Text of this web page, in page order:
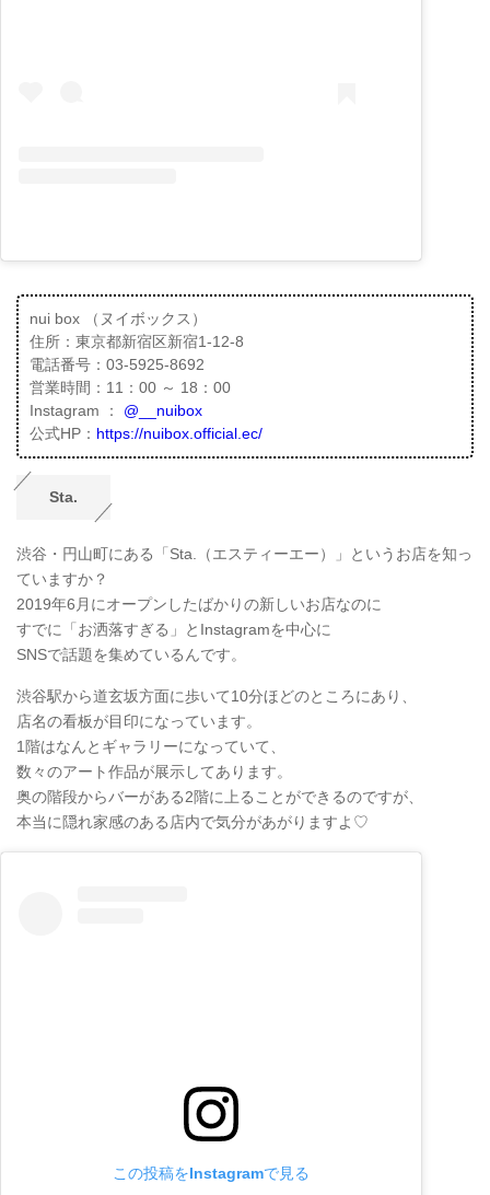
nui box （ヌイボックス）
住所：東京都新宿区新宿1-12-8
電話番号：03-5925-8692
営業時間：11：00 ～ 18：00
Instagram ：
@__nuibox
公式HP： https://nuibox.official.ec/
Sta.
渋谷・円山町にある「Sta.（エスティーエー）」というお店を知っ
ていますか？
2019年6月にオープンしたばかりの新しいお店なのに
すでに「お洒落すぎる」とInstagramを中心に
SNSで話題を集めているんです。
渋谷駅から道玄坂方面に歩いて10分ほどのところにあり、
店名の看板が目印になっています。
1階はなんとギャラリーになっていて、
数々のアート作品が展示してあります。
奥の階段からバーがある2階に上ることができるのですが、
本当に隠れ家感のある店内で気分があがりますよ♡
この投稿をInstagramで見る